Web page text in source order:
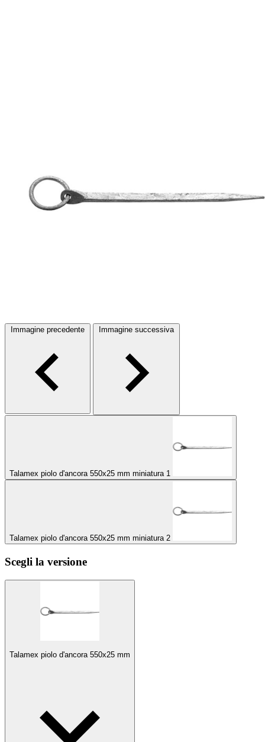
Immagine precedente Immagine successiva
Talamex piolo d'ancora 550x25 mm miniatura 1
Talamex piolo d'ancora 550x25 mm miniatura 2
Scegli la versione
Talamex piolo d'ancora 550x25 mm